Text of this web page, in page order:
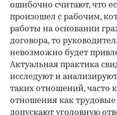
ошибочно считают, что
произошел с рабочим,
работы на основании
договора, то
невозможно будет
Актуальная практика
исследуют и
таких отношений, часто
отношения как трудовые
допускают уголовную